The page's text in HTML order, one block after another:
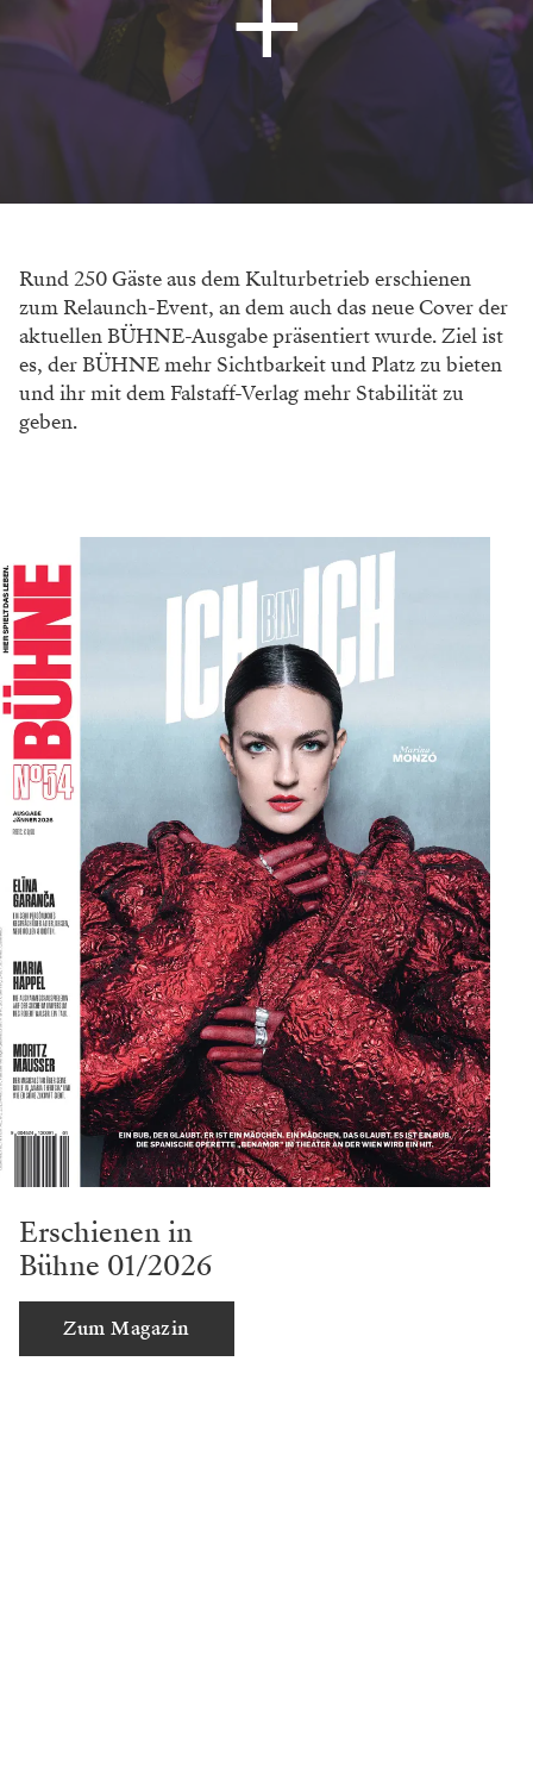
Rund 250 Gäste aus dem Kulturbetrieb erschienen
zum Relaunch-Event, an dem auch das neue Cover der
aktuellen BÜHNE-Ausgabe präsentiert wurde. Ziel ist
es, der BÜHNE mehr Sichtbarkeit und Platz zu bieten
und ihr mit dem Falstaff-Verlag mehr Stabilität zu
geben.
Erschienen in
Bühne 01/2026
Zum Magazin